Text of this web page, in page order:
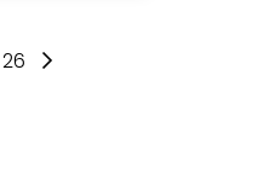
26